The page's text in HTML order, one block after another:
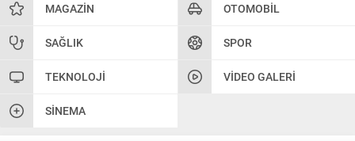
MAGAZIN OTOMOBIL
SAĞLIK SPOR
TEKNOLOJI VIDEO GALERI
SINEMA